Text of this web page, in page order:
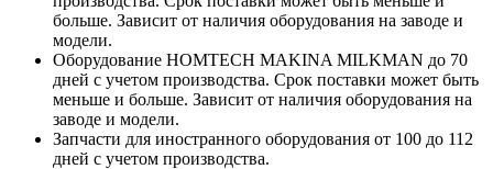
больше. Зависит от наличия оборудования на заводе и
модели.
Оборудование HOMTECH MAKINA MILKMAN до 70
дней с учетом производства. Срок поставки может быть
меньше и больше. Зависит от наличия оборудования на
заводе и модели.
Запчасти для иностранного оборудования от 100 до 112
дней с учетом производства.